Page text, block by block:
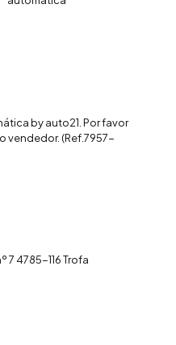
by auto21. Por favor
vendedor. (Ref.7957-
7 4785-116 Trofa